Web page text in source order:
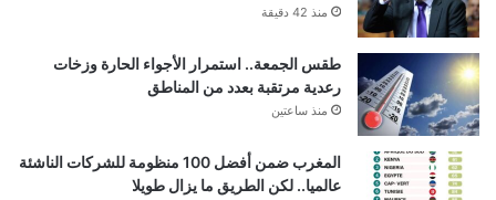
منذ 42 دقيقة
طقس الجمعة.. استمرار الأجواء الحارة وزخات
رعدية مرتقبة بعدد من المناطق
منذ ساعتين
المغرب ضمن أفضل 100 منظومة للشركات الناشئة
عالميا.. لكن الطريق ما يزال طويلا